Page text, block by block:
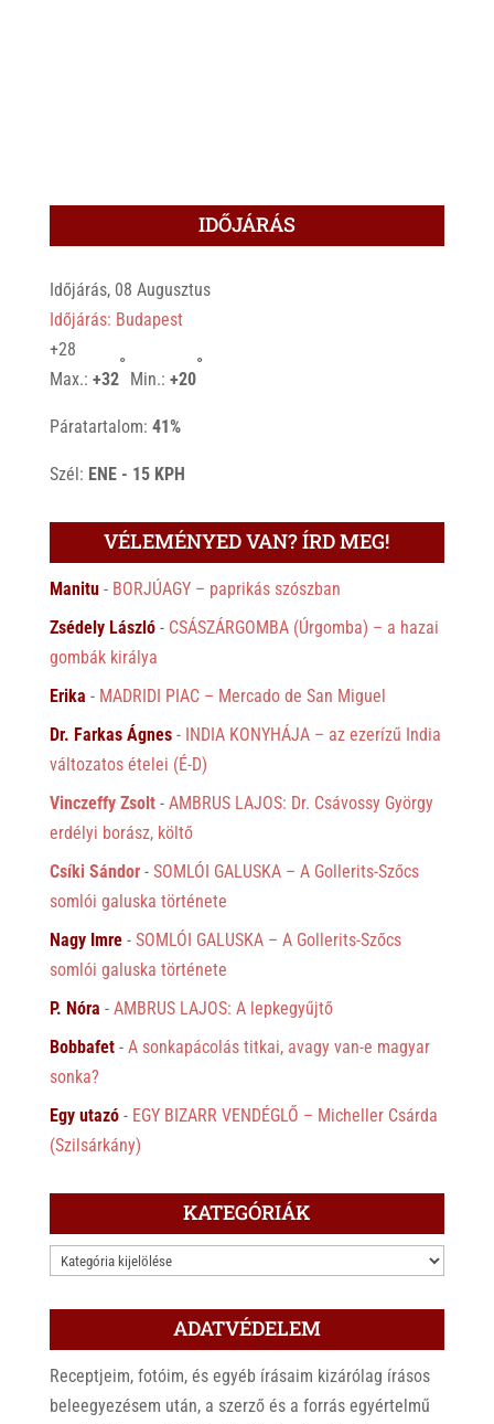
IDŐJÁRÁS
Időjárás, 08 Augusztus
Időjárás: Budapest
+28
Max.: +32
°
Min.: +20
°
Páratartalom: 41%
Szél: ENE - 15 KPH
VÉLEMÉNYED VAN? ÍRD MEG!
Manitu- BORJÚAGY – paprikás szószban
Zsédely László- CSÁSZÁRGOMBA (Úrgomba) – a hazai
gombák királya
Erika - MADRIDI PIAC – Mercado de San Miguel
Dr. Farkas Ágnes- INDIA KONYHÁJA – az ezerízű India
változatos ételei (É-D)
Vinczeffy Zsolt- AMBRUS LAJOS: Dr. Csávossy György
erdélyi borász, költő
Csíki Sándor- SOMLÓI GALUSKA – A Gollerits-Szőcs
somlói galuska története
Nagy Imre- SOMLÓI GALUSKA – A Gollerits-Szőcs
somlói galuska története
P. Nóra - AMBRUS LAJOS: A lepkegyűjtő
Bobbafet- A sonkapácolás titkai, avagy van-e magyar
sonka?
Egy utazó- EGY BIZARR VENDÉGLŐ – Micheller Csárda
(Szilsárkány)
KATEGÓRIÁK
KATEGÓRIÁK
ADATVÉDELEM
Receptjeim, fotóim, és egyéb írásaim kizárólag írásos
beleegyezésem után, a szerző és a forrás egyértelmű